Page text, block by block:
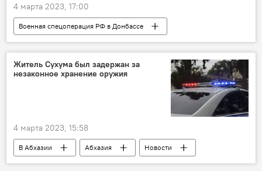
4 марта 2023, 17:00
Военная спецоперация РФ в Донбассе
Россия
Новости
Донбасс
Министерство обороны РФ
Житель Сухума был задержан за
незаконное хранение оружия
4 марта 2023, 15:58
В Абхазии Абхазия
Новости
МВД Абхазии
Сухум